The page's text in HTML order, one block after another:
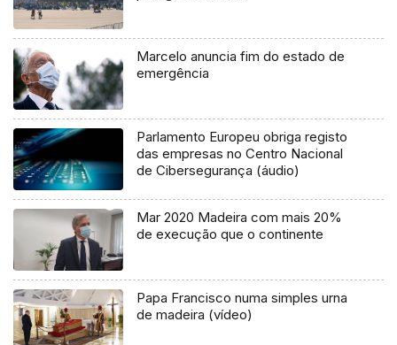
Marcelo anuncia fim do estado de
emergência
Parlamento Europeu obriga registo
das empresas no Centro Nacional
de Cibersegurança (áudio)
Mar 2020 Madeira com mais 20%
de execução que o continente
Papa Francisco numa simples urna
de madeira (vídeo)